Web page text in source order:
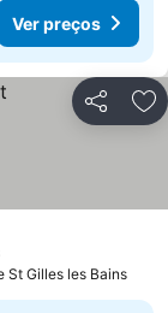
Ver preços
Partilhar
St Gilles les Bains